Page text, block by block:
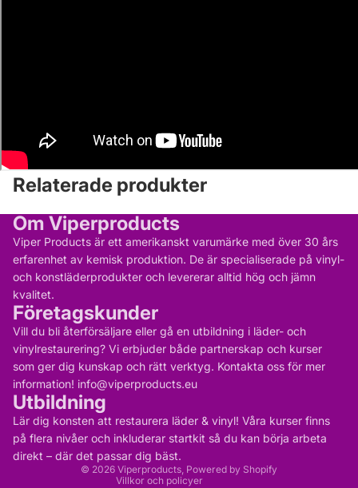
Relaterade produkter
Om Viperproducts
Viper Products är ett amerikanskt varumärke med över 30 års
erfarenhet av kemisk produktion. De är specialiserade på vinyl-
och konstläderprodukter och levererar alltid hög och jämn
kvalitet.
Företagskunder
Vill du bli återförsäljare eller gå en utbildning i läder- och
vinylrestaurering? Vi erbjuder både partnerskap och kurser
som ger dig kunskap och rätt verktyg. Kontakta oss för mer
information! info@viperproducts.eu
Utbildning
Lär dig konsten att restaurera läder & vinyl! Våra kurser finns
på flera nivåer och inkluderar startkit så du kan börja arbeta
direkt – där det passar dig bäst.
© 2026 Viperproducts, Powered by Shopify
Villkor och policyer
Integritetspolicy
Kontaktinformation
Återbetalningspolicy
Användarvillkor
Rättsligt meddelande
Fraktpolicy